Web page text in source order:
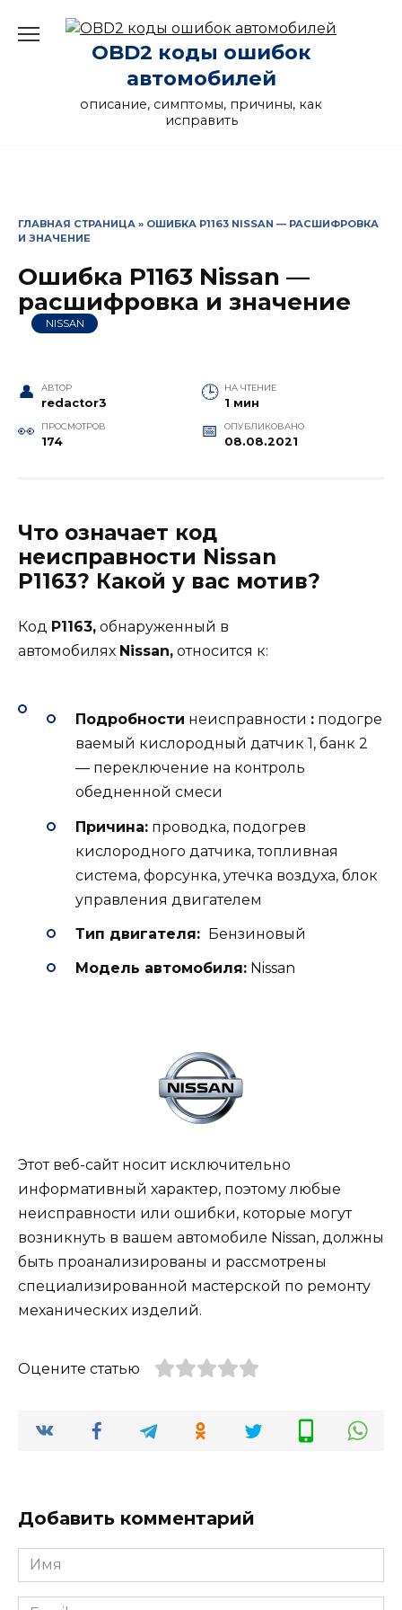
содержаниюOBD2 коды ошибок
автомобилей
описание, симптомы, причины, как
исправить
ГЛАВНАЯ СТРАНИЦА » ОШИБКА P1163 NISSAN — РАСШИФРОВКА
И ЗНАЧЕНИЕ
Ошибка P1163 Nissan —
расшифровка и значение
NISSAN
АВТОР
redactor3
НА ЧТЕНИЕ
1 мин
ПРОСМОТРОВ
174
ОПУБЛИКОВАНО
08.08.2021
Что означает код
неисправности Nissan
P1163? Какой у вас мотив?
Код P1163, обнаруженный в
автомобилях Nissan, относится к:
Подробности неисправности : подогре
ваемый кислородный датчик 1, банк 2
— переключение на контроль
обедненной смеси
Причина: проводка, подогрев
кислородного датчика, топливная
система, форсунка, утечка воздуха, блок
управления двигателем
Тип двигателя: Бензиновый
Модель автомобиля: Nissan
Этот веб-сайт носит исключительно
информативный характер, поэтому любые
неисправности или ошибки, которые могут
возникнуть в вашем автомобиле Nissan, должны
быть проанализированы и рассмотрены
специализированной мастерской по ремонту
механических изделий.
Оцените статью
Добавить комментарий
Имя
*
Email